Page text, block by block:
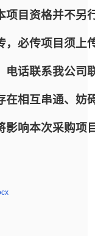
项目资格并不另
，必传项目须上
电话联系我公
在相互串通、
影响本次采购